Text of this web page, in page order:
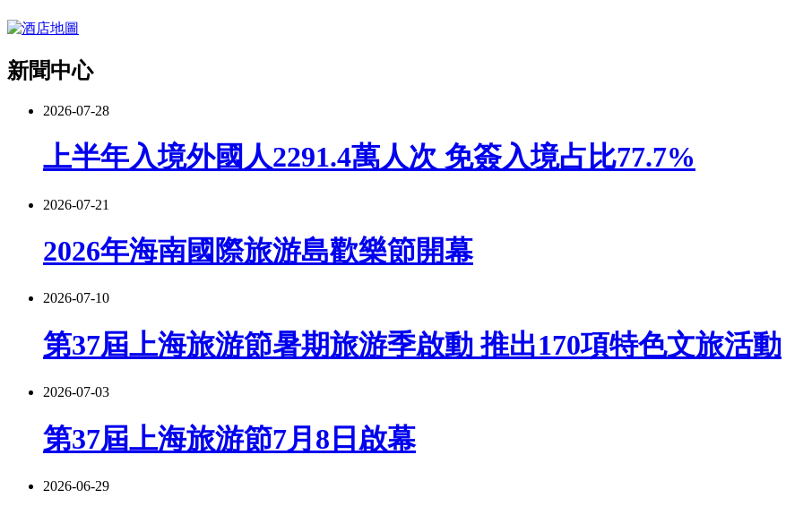
新聞中心
2026-07-28
上半年入境外國人2291.4萬人次 免簽入境占比77.7%
2026-07-21
2026年海南國際旅游島歡樂節開幕
2026-07-10
第37屆上海旅游節暑期旅游季啟動 推出170項特色文旅活動
2026-07-03
第37屆上海旅游節7月8日啟幕
2026-06-29